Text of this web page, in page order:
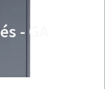
- GA